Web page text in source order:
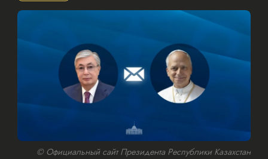
© Официальный сайт Президента Республики Казахстан